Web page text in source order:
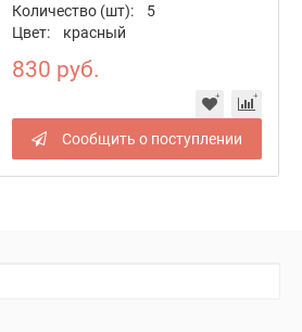
Количество (шт):
5
Цвет:
красный
830 руб.
Сообщить о поступлении